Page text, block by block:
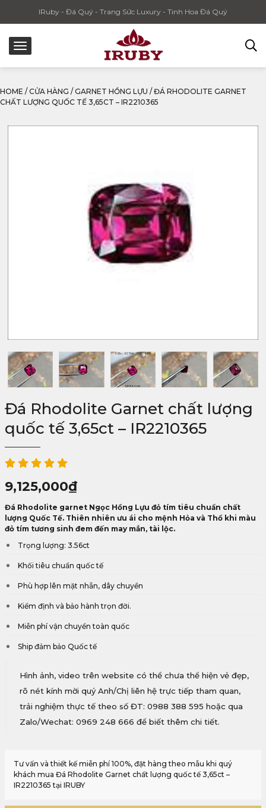
IRuby - Đá Quý - Trang Sức Luxury - Tinh Hoa Đá Quý
HOME / CỬA HÀNG / GARNET HỒNG LỰU / ĐÁ RHODOLITE GARNET
CHẤT LƯỢNG QUỐC TẾ 3,65CT – IR2210365
Đá Rhodolite Garnet chất lượng
quốc tế 3,65ct – IR2210365
9,125,000₫
Đá Rhodolite garnet Ngọc Hồng Lựu đỏ tím tiêu chuẩn chất
lượng Quốc Tế. Thiên nhiên ưu ái cho mệnh Hỏa và Thổ khi màu
đỏ tím tương sinh đem đến may mắn, tài lộc.
Trọng lượng: 3.56ct
Khối tiêu chuẩn quốc tế
Phù hợp lên mặt nhẫn, dây chuyền
Kiểm định và bảo hành trọn đời.
Miễn phí vận chuyển toàn quốc
Ship đảm bảo Quốc tế
Hình ảnh, video trên website có thể chưa thể hiện vẻ đẹp,
rõ nét kính mời quý Anh/Chị liên hệ trực tiếp tham quan,
trải nghiệm thực tế theo số ĐT: 0988 388 595 hoặc qua
Zalo/Wechat: 0969 248 666 để biết thêm chi tiết.
Tư vấn và thiết kế miễn phí 100%, đặt hàng theo mẫu khi quý
khách mua Đá Rhodolite Garnet chất lượng quốc tế 3,65ct –
IR2210365 tại IRUBY